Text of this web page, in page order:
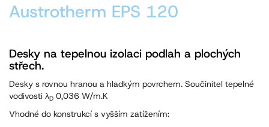
Austrotherm EPS 120
Desky na tepelnou izolaci podlah a plochých
střech.
Desky s rovnou hranou a hladkým povrchem. Součinitel tepelné
vodivosti λD 0,036 W/m.K
Vhodné do konstrukcí s vyšším zatížením: